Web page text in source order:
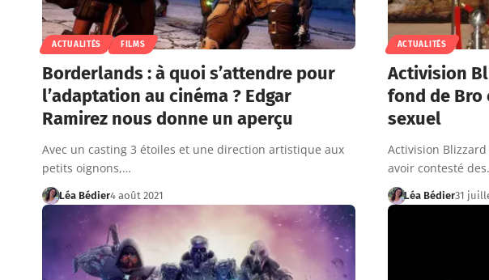
ACTUALITÉS FILMS
Borderlands : à quoi s’attendre pour
l’adaptation au cinéma ? Edgar
Ramirez nous donne un aperçu
Avec un casting 3 étoiles et une direction artistique aux
petits oignons,…
Léa Bédier4 août 2021
ACTUALITÉS
Activision
fond de Bro
sexuel
Activision
avoir contesté
Léa Bédier31